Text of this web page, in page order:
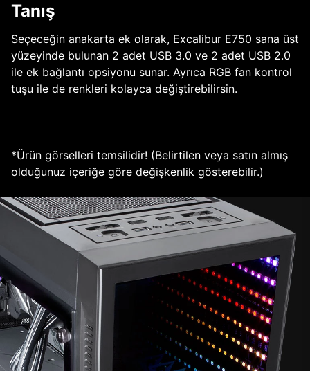
Tanış
Seçeceğin anakarta ek olarak, Excalibur E750 sana üst
yüzeyinde bulunan 2 adet USB 3.0 ve 2 adet USB 2.0
ile ek bağlantı opsiyonu sunar. Ayrıca RGB fan kontrol
tuşu ile de renkleri kolayca değiştirebilirsin.
*Ürün görselleri temsilidir! (Belirtilen veya satın almış
olduğunuz içeriğe göre değişkenlik gösterebilir.)